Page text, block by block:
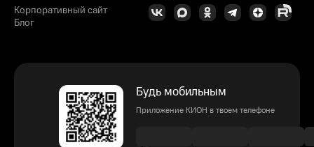
Корпоративный сайт
Блог
Будь мобильным
Приложение КИОН в твоем телефоне